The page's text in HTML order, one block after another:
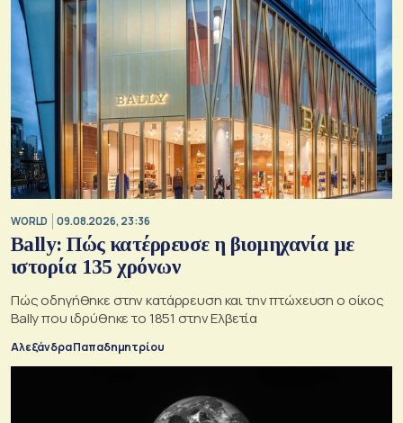
WORLD 09.08.2026, 23:36
Bally: Πώς κατέρρευσε η βιομηχανία με
ιστορία 135 χρόνων
Πώς οδηγήθηκε στην κατάρρευση και την πτώχευση ο οίκος
Bally που ιδρύθηκε το 1851 στην Ελβετία
Αλεξάνδρα Παπαδημητρίου